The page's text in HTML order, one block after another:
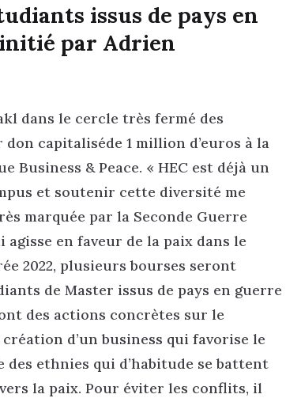
issus de pays en
par Adrien
dans le cercle très fermé des
capitaliséde 1 million d’euros à la
& Peace. « HEC est déjà un
et soutenir cette diversité me
marquée par la Seconde Guerre
en faveur de la paix dans le
2022, plusieurs bourses seront
de Master issus de pays en guerre
des actions concrètes sur le
d’un business qui favorise le
ethnies qui d’habitude se battent
la paix. Pour éviter les conflits, il